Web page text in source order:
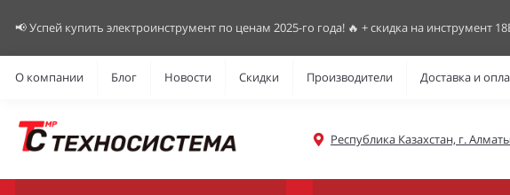
📢 Успей купить электроинструмент по ценам 2025-го года! 🔥 + скидка на инструмент
О компании Блог Новости Скидки Производители Доставка и
Республика Казахстан, г.